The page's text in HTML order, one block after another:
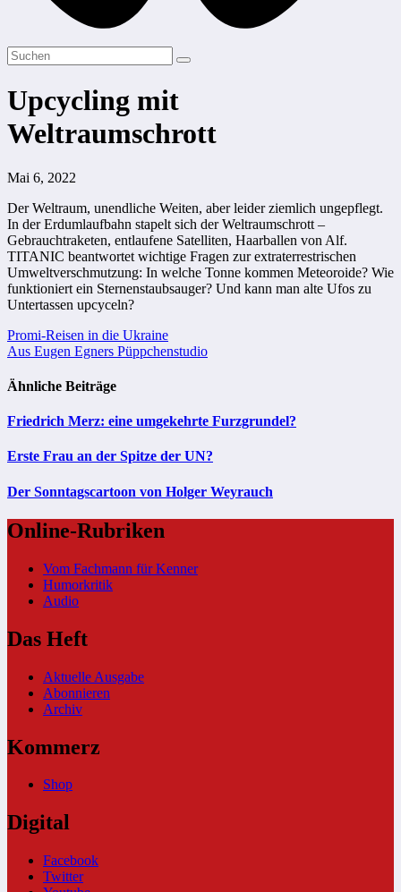
Upcycling mit
Weltraumschrott
Mai 6, 2022
Der Weltraum, unendliche Weiten, aber leider ziemlich ungepflegt.
In der Erdumlaufbahn stapelt sich der Weltraumschrott –
Gebrauchtraketen, entlaufene Satelliten, Haarballen von Alf.
TITANIC beantwortet wichtige Fragen zur extraterrestrischen
Umweltverschmutzung: In welche Tonne kommen Meteoroide? Wie
funktioniert ein Sternenstaubsauger? Und kann man alte Ufos zu
Untertassen upcyceln?
Beitragsnavigation
Promi-Reisen in die Ukraine
Aus Eugen Egners Püppchenstudio
Ähnliche Beiträge
Friedrich Merz: eine umgekehrte Furzgrundel?
Erste Frau an der Spitze der UN?
Der Sonntagscartoon von Holger Weyrauch
Online-Rubriken
Vom Fachmann für Kenner
Humorkritik
Audio
Das Heft
Aktuelle Ausgabe
Abonnieren
Archiv
Kommerz
Shop
Digital
Facebook
Twitter